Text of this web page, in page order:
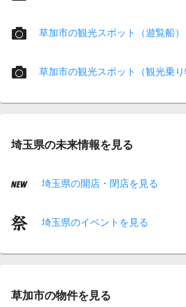
草加市の観光スポット（遊覧船）
草加市の観光スポット（観光乗り
埼玉県の未来情報を見る
埼玉県の開店・閉店を見る
埼玉県のイベントを見る
草加市の物件を見る